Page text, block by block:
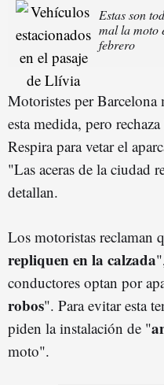
Estas son
mal la moto
febrero
Motoristes per Barcelona
esta medida, pero
Respira para vetar el
"Las aceras de la ciudad
detallan.
Los motoristas reclaman
repliquen en la calzada
conductores optan por
robos". Para evitar esta
piden la instalación de "
moto".